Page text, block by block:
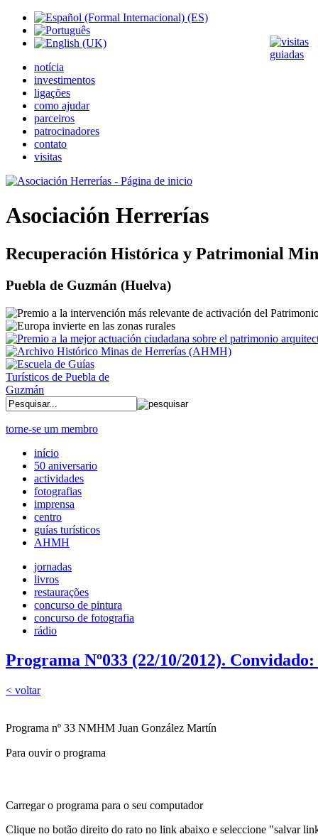
notícia
investimentos
ligações
como ajudar
parceiros
patrocinadores
contato
visitas
Asociación Herrerías
Recuperación Histórica y Patrimonial
Puebla de Guzmán (Huelva)
torne-se um membro
início
50 aniversario
actividades
fotografias
imprensa
centro
guías turísticos
AHMH
jornadas
livros
restaurações
concurso de pintura
concurso de fotografia
rádio
Programa Nº033 (22/10/2012).
< voltar
Programa nº 33 NMHM Juan González Martín
Para ouvir o programa
Carregar o programa para o seu computador
Clique no botão direito do rato no link abaixo e seleccione "salvar